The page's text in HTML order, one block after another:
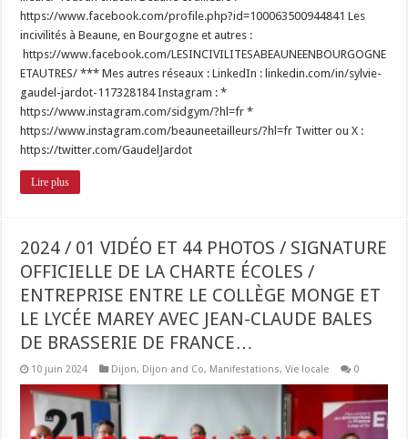
https://www.facebook.com/profile.php?id=100063500944841 Les
incivilités à Beaune, en Bourgogne et autres :
https://www.facebook.com/LESINCIVILITESABEAUNEENBOURGOGNE
ETAUTRES/ *** Mes autres réseaux : LinkedIn : linkedin.com/in/sylvie-
gaudel-jardot-117328184 Instagram : *
https://www.instagram.com/sidgym/?hl=fr *
https://www.instagram.com/beauneetailleurs/?hl=fr Twitter ou X :
https://twitter.com/GaudelJardot
Lire plus
2024 / 01 VIDÉO ET 44 PHOTOS / SIGNATURE
OFFICIELLE DE LA CHARTE ÉCOLES /
ENTREPRISE ENTRE LE COLLÈGE MONGE ET
LE LYCÉE MAREY AVEC JEAN-CLAUDE BALES
DE BRASSERIE DE FRANCE…
10 juin 2024 Dijon, Dijon and Co, Manifestations,Vie locale 0